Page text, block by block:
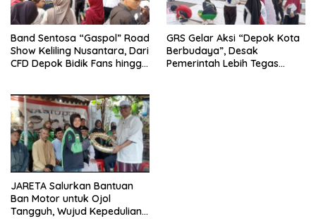
Band Sentosa “Gaspol” Road
Show Keliling Nusantara, Dari
CFD Depok Bidik Fans hingga
GRS Gelar Aksi “Depok Kota
Berbudaya”, Desak
Pemerintah Lebih Tegas
JARETA Salurkan Bantuan
Ban Motor untuk Ojol
Tangguh, Wujud Kepedulian